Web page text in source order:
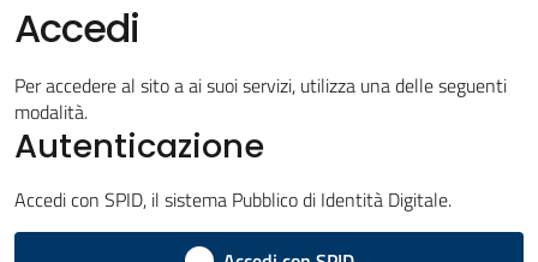
al Valor
Novità
Accedi
Per accedere al sito a ai suoi servizi, utilizza una delle seguenti
modalità.
Autenticazione
Accedi con SPID, il sistema Pubblico di Identità Digitale.